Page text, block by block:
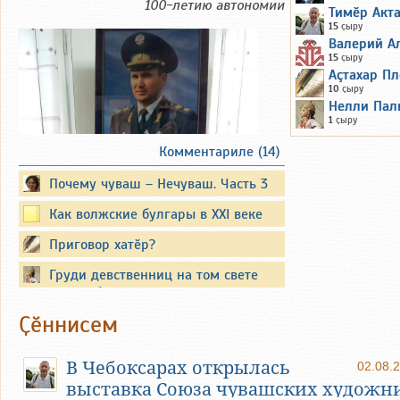
Тимӗр
15 ҫыру
Валерий
15 ҫыру
Аçтахар
10 ҫыру
Нелли
1 ҫыру
100-летию автономии
Вместо предисловия
Существуют официальные
опубликованные биографии
известных политиков. Они также
Но все события и обстоятельства из
их жизни объять невозможно. Между
тем, иногда самое интересное
остаётся неизвестным
Комментариле (14)
Почему чуваш – Нечуваш. Часть 3
Как волжские булгары в XXI веке
татарами стали
Приговор хатӗр?
Груди девственниц на том свете
кусать будут змеи злые...
Ҫӗннисем
В Чебоксарах открылась
выставка Союза чувашских